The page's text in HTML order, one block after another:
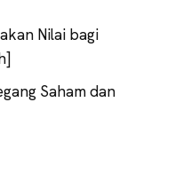
Nilai bagi
Saham dan